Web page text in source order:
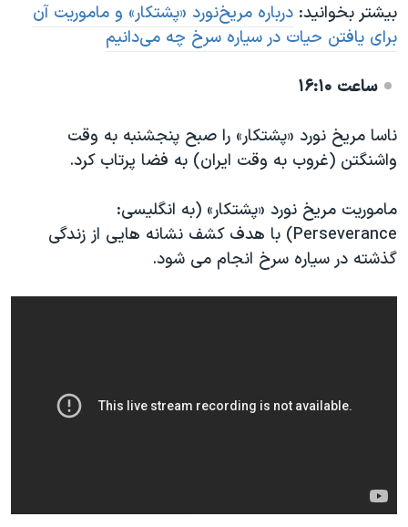
بیشتر بخوانید: ‌درباره مریخ‌نورد «پشتکار» و ماموریت آن
برای یافتن حیات در سیاره سرخ چه می‌دانیم
ساعت ۱۶:۱۰
ناسا مریخ نورد «پشتکار» را صبح پنجشنبه به وقت
واشنگتن (غروب به وقت ایران) به فضا پرتاب کرد.
ماموریت مریخ نورد «پشتکار» (به انگلیسی:
Perseverance) با هدف کشف نشانه هایی از زندگی
گذشته در سیاره سرخ انجام می شود.